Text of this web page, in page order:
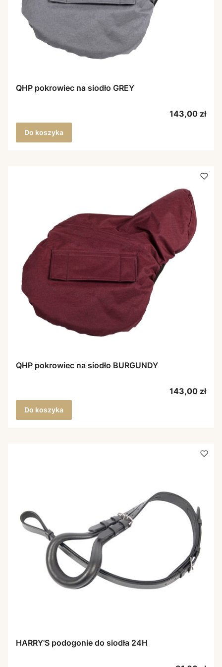
QHP pokrowiec na siodło GREY
Cena
143,00 zł
Do koszyka
QHP pokrowiec na siodło BURGUNDY
Cena
143,00 zł
Do koszyka
HARRY'S podogonie do siodła 24H